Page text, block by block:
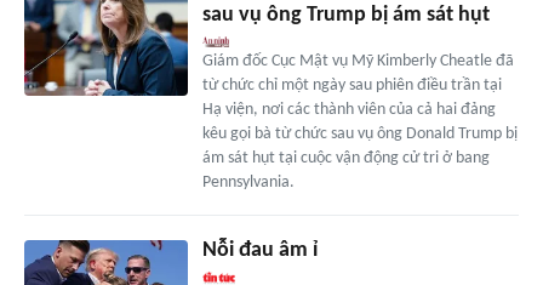
sau vụ ông Trump bị ám sát hụt
Giám đốc Cục Mật vụ Mỹ Kimberly Cheatle đã
từ chức chỉ một ngày sau phiên điều trần tại
Hạ viện, nơi các thành viên của cả hai đảng
kêu gọi bà từ chức sau vụ ông Donald Trump bị
ám sát hụt tại cuộc vận động cử tri ở bang
Pennsylvania.
Nỗi đau âm ỉ